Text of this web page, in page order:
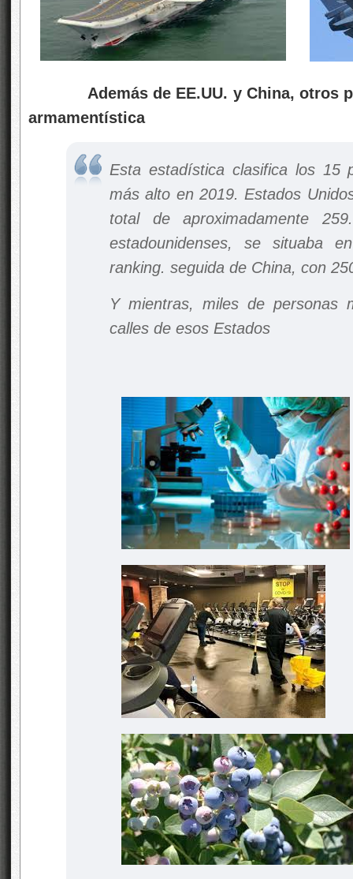
Además de EE.UU. y China, otros
armamentística
Esta estadística clasifica los 15
más alto en 2019. Estados
total de aproximadamente
estadounidenses, se situaba
ranking. seguida de China, con
Y mientras, miles de personas
calles de esos Estados